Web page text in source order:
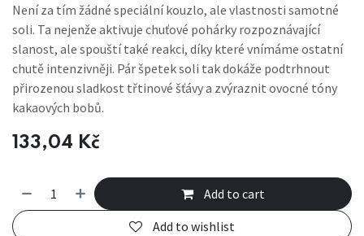
Není za tím žádné speciální kouzlo, ale vlastnosti samotné
soli. Ta nejenže aktivuje chuťové pohárky rozpoznávající
slanost, ale spouští také reakci, díky které vnímáme ostatní
chutě intenzivněji. Pár špetek soli tak dokáže podtrhnout
přirozenou sladkost třtinové šťávy a zvýraznit ovocné tóny
kakaových bobů.
133,04 Kč
Add to cart
Add to wishlist